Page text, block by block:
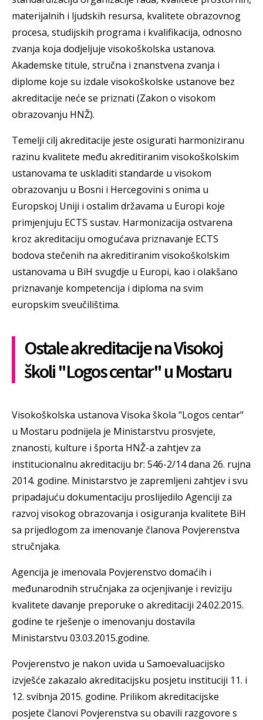
materijalnih i ljudskih resursa, kvalitete obrazovnog
procesa, studijskih programa i kvalifikacija, odnosno
zvanja koja dodjeljuje visokoškolska ustanova.
Akademske titule, stručna i znanstvena zvanja i
diplome koje su izdale visokoškolske ustanove bez
akreditacije neće se priznati (Zakon o visokom
obrazovanju HNŽ).
Temelji cilj akreditacije jeste osigurati harmoniziranu
razinu kvalitete među akreditiranim visokoškolskim
ustanovama te uskladiti standarde u visokom
obrazovanju u Bosni i Hercegovini s onima u
Europskoj Uniji i ostalim državama u Europi koje
primjenjuju ECTS sustav. Harmonizacija ostvarena
kroz akreditaciju omogućava priznavanje ECTS
bodova stečenih na akreditiranim visokoškolskim
ustanovama u BiH svugdje u Europi, kao i olakšano
priznavanje kompetencija i diploma na svim
europskim sveučilištima.
Ostale akreditacije na Visokoj
školi "Logos centar" u Mostaru
Visokoškolska ustanova Visoka škola "Logos centar"
u Mostaru podnijela je Ministarstvu prosvjete,
znanosti, kulture i športa HNŽ-a zahtjev za
institucionalnu akreditaciju br: 546-2/14 dana 26. rujna
2014. godine. Ministarstvo je zapremljeni zahtjev i svu
pripadajuću dokumentaciju proslijedilo Agenciji za
razvoj visokog obrazovanja i osiguranja kvalitete BiH
sa prijedlogom za imenovanje članova Povjerenstva
stručnjaka.
Agencija je imenovala Povjerenstvo domaćih i
međunarodnih stručnjaka za ocjenjivanje i reviziju
kvalitete davanje preporuke o akreditaciji 24.02.2015.
godine te rješenje o imenovanju dostavila
Ministarstvu 03.03.2015.godine.
Povjerenstvo je nakon uvida u Samoevaluacijsko
izvješće zakazalo akreditacijsku posjetu instituciji 11. i
12. svibnja 2015. godine. Prilikom akreditacijske
posjete članovi Povjerenstva su obavili razgovore s